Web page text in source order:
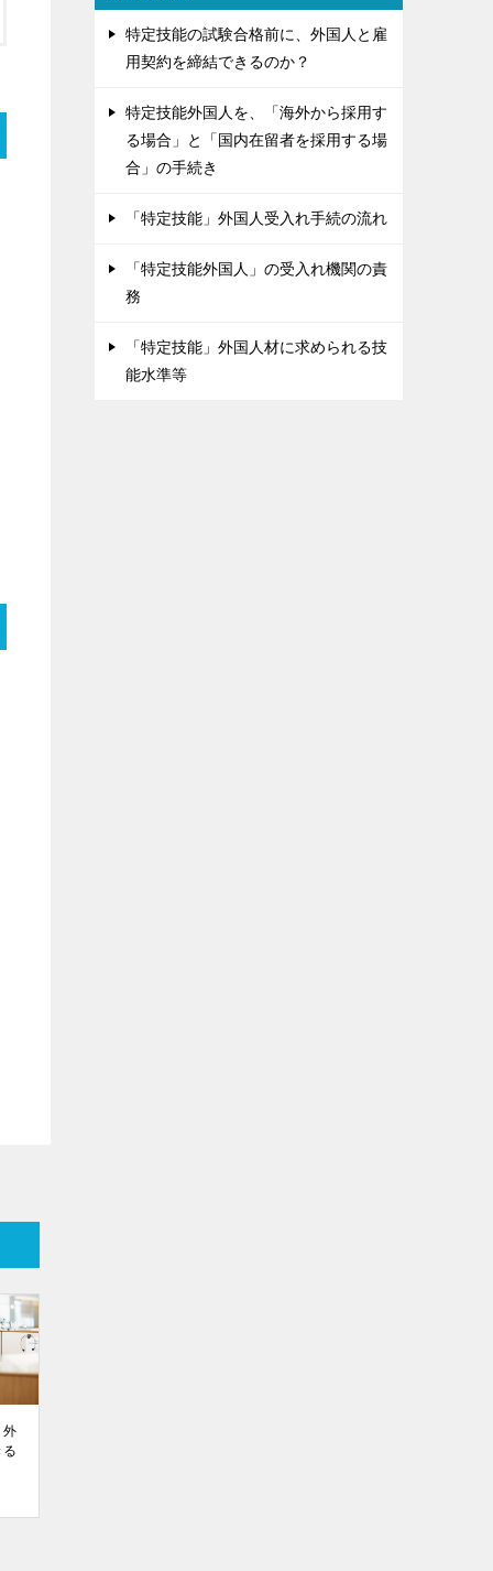
外
特定技能の試験合格前に、外国人と雇
用契約を締結できるのか？
特定技能外国人を、「海外から採用す
る場合」と「国内在留者を採用する場
合」の手続き
「特定技能」外国人受入れ手続の流れ
「特定技能外国人」の受入れ機関の責
務
「特定技能」外国人材に求められる技
能水準等